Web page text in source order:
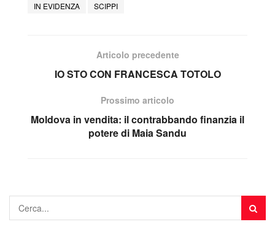
IN EVIDENZA
SCIPPI
Articolo precedente
IO STO CON FRANCESCA TOTOLO
Prossimo articolo
Moldova in vendita: il contrabbando finanzia il
potere di Maia Sandu